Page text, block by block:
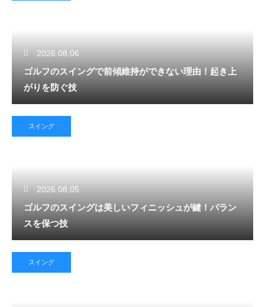
2026.08.06
ゴルフのスイングで前傾維持ができない理由！起き上
がりを防ぐ技
スイング
2026.08.05
ゴルフのスイングは美しいフィニッシュが鍵！バラン
スを保つ技
スイング